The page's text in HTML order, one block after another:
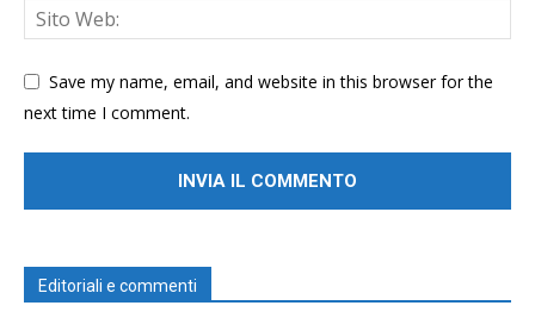
Save my name, email, and website in this browser for the
next time I comment.
Editoriali e commenti